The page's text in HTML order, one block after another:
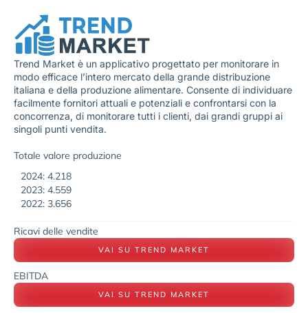
Trend Market è un applicativo progettato per monitorare in
modo efficace l’intero mercato della grande distribuzione
italiana e della produzione alimentare. Consente di individuare
facilmente fornitori attuali e potenziali e confrontarsi con la
concorrenza, di monitorare tutti i clienti, dai grandi gruppi ai
singoli punti vendita.
Totale valore produzione
2024: 4.218
2023: 4.559
2022: 3.656
Ricavi delle vendite
VAI SU TREND MARKET
EBITDA
VAI SU TREND MARKET